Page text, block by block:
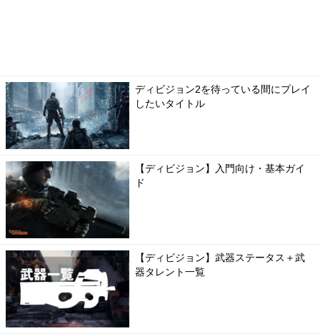
ディビジョン2を待っている間にプレイ
したいタイトル
【ディビジョン】入門向け・基本ガイ
ド
【ディビジョン】武器ステータス＋武
器タレント一覧